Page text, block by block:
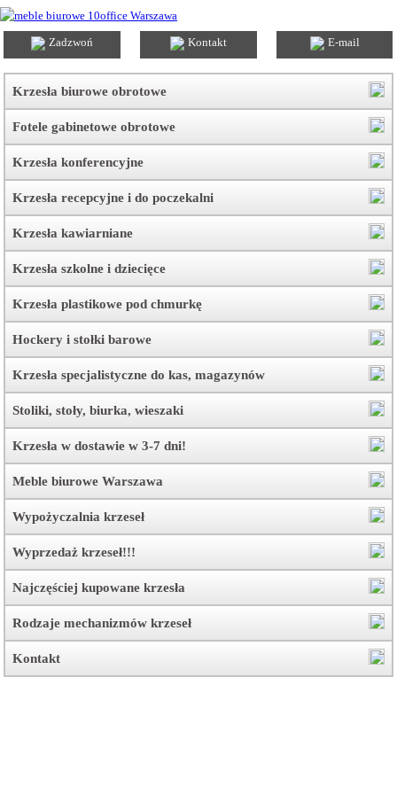
Zadzwoń Kontakt E-mail
Krzesła biurowe obrotowe
Fotele gabinetowe obrotowe
Krzesła konferencyjne
Krzesła recepcyjne i do poczekalni
Krzesła kawiarniane
Krzesła szkolne i dziecięce
Krzesła plastikowe pod chmurkę
Hockery i stołki barowe
Krzesła specjalistyczne do kas, magazynów
Stoliki, stoły, biurka, wieszaki
Krzesła w dostawie w 3-7 dni!
Meble biurowe Warszawa
Wypożyczalnia krzeseł
Wyprzedaż krzeseł!!!
Najczęściej kupowane krzesła
Rodzaje mechanizmów krzeseł
Kontakt